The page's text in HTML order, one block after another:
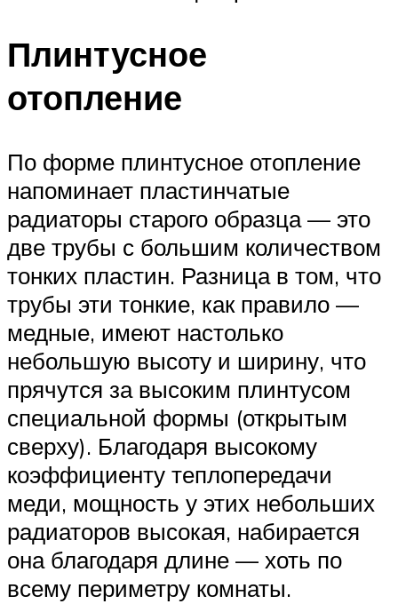
Плинтусное
отопление
По форме плинтусное отопление
напоминает пластинчатые
радиаторы старого образца — это
две трубы с большим количеством
тонких пластин. Разница в том, что
трубы эти тонкие, как правило —
медные, имеют настолько
небольшую высоту и ширину, что
прячутся за высоким плинтусом
специальной формы (открытым
сверху). Благодаря высокому
коэффициенту теплопередачи
меди, мощность у этих небольших
радиаторов высокая, набирается
она благодаря длине — хоть по
всему периметру комнаты.